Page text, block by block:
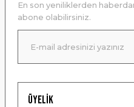
Ürün bilgilerinde hatalar
Ürün fiyatı diğer sitelerden
Bu ürüne benzer farklı
Üyelik
En son yeniliklerden
abone olabilirsiniz.